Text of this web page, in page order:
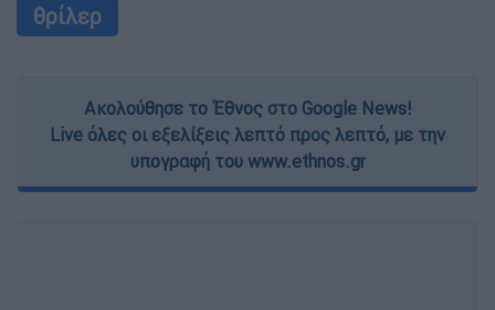
θρίλερ
Ακολούθησε το Έθνος στο Google News!
Live όλες οι εξελίξεις λεπτό προς λεπτό, με την
υπογραφή του www.ethnos.gr